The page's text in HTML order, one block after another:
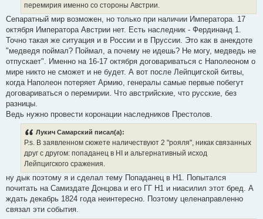
перемирия именно со стороны Австрии.
Сепаратный мир возможен, но только при наличии Императора. 17
октября Императора Австрии нет. Есть наследник - Фердинанд 1.
Точно такая же ситуация и в России и в Пруссии. Это как в анекдоте
"медведя поймал? Поймал, а почему не идешь? Не могу, медведь не
отпускает". Именно на 16-17 октября договариваться с Наполеоном о
мире никто не сможет и не будет. А вот после Лейпцигской битвы,
когда Наполеон потеряет Армию, генералы самые первые побегут
договариваться о перемирии. Что австрийские, что русские, без
разницы.
Ведь нужно провести коронации наследников Престолов.
Лукич Самарский писал(а):
P.s. В заявленном сюжете наличествуют 2 "рояля", никак связанных
друг с другом: попаданец в НI и альтернативный исход
Лейпцигского сражения.
ну дык поэтому я и сделал тему Попаданец в Н1. Попытался
почитать на Самиздате Донцова и его ГГ Н1 и ниасилил этот бред. А
ждать декабрь 1824 года неинтересно. Поэтому целенаправленно
связал эти события.